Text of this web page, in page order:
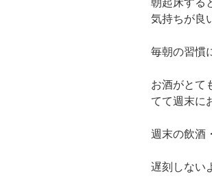
朝起床する
気持ちが良
毎朝の習慣
お酒がとて
てて週末に
週末の飲酒
遅刻しない